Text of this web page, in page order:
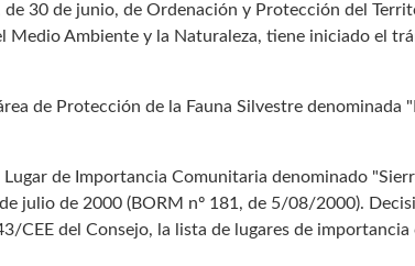
30 de junio, de Ordenación y Protección del
Medio Ambiente y la Naturaleza, tiene iniciado el
de Protección de la Fauna Silvestre denominada
de Importancia Comunitaria denominado
julio de 2000 (BORM nº 181, de 5/08/2000).
CEE del Consejo, la lista de lugares de